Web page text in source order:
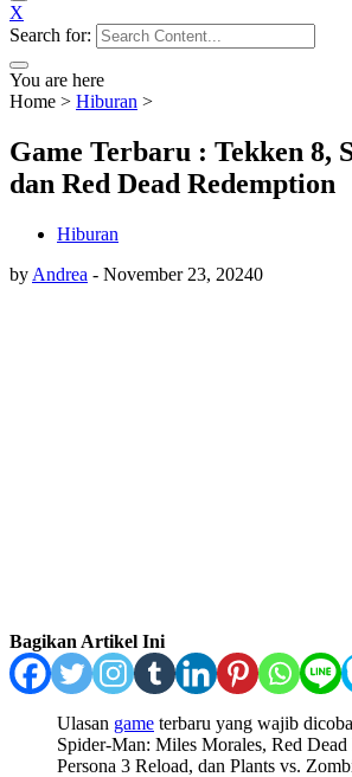
X
Search for:
You are here
Home > Hiburan >
Game Terbaru : Tekken 8,
dan Red Dead Redemption
Hiburan
by Andrea - November 23, 20240
Bagikan Artikel Ini
Ulasan game terbaru yang wajib
Spider-Man: Miles Morales, Red Dead
Persona 3 Reload, dan Plants vs.